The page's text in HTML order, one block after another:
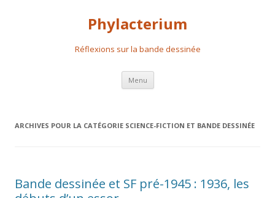
Phylacterium
Réflexions sur la bande dessinée
Menu Aller
contenu
ARCHIVES POUR LA CATÉGORIE SCIENCE-FICTION ET BANDE DESSINÉE
Bande dessinée et SF pré-1945 : 1936, les